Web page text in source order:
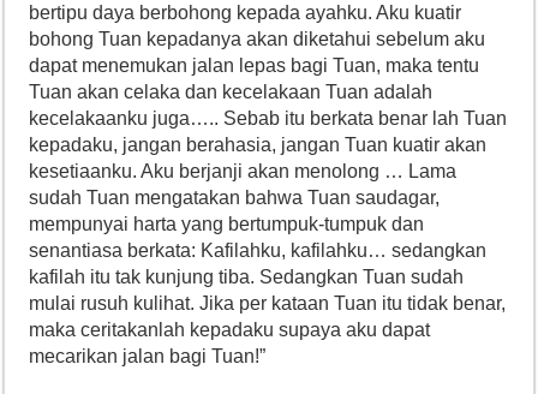
bertipu daya berbohong kepada ayahku. Aku kuatir
bohong Tuan kepadanya akan diketahui sebelum aku
dapat menemukan jalan lepas bagi Tuan, maka tentu
Tuan akan celaka dan kecelakaan Tuan adalah
kecelakaanku juga….. Sebab itu berkata benar lah Tuan
kepadaku, jangan berahasia, jangan Tuan kuatir akan
kesetiaanku. Aku berjanji akan menolong … Lama
sudah Tuan mengatakan bahwa Tuan saudagar,
mempunyai harta yang bertumpuk-tumpuk dan
senantiasa berkata: Kafilahku, kafilahku… sedangkan
kafilah itu tak kunjung tiba. Sedangkan Tuan sudah
mulai rusuh kulihat. Jika per kataan Tuan itu tidak benar,
maka ceritakanlah kepadaku supaya aku dapat
mecarikan jalan bagi Tuan!”